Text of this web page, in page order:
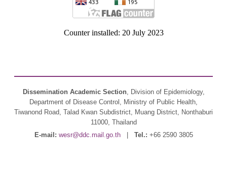
Counter installed: 20 July 2023
Dissemination Academic Section, Division of Epidemiology,
Department of Disease Control, Ministry of Public Health,
Tiwanond Road, Talad Kwan Subdistrict, Muang District, Nonthaburi
11000, Thailand
E-mail: wesr@ddc.mail.go.th| Tel.: +66 2590 3805